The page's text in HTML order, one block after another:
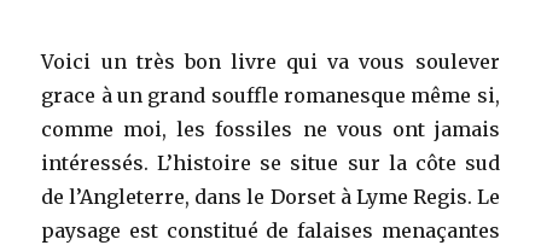
Ronde)
Voici un très bon livre qui va vous soulever
grace à un grand souffle romanesque même si,
comme moi, les fossiles ne vous ont jamais
intéressés. L’histoire se situe sur la côte sud
de l’Angleterre, dans le Dorset à Lyme Regis. Le
paysage est constitué de falaises menaçantes